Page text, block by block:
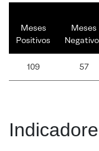
Meses
Positivos
Meses
109 57